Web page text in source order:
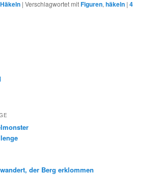
Häkeln |Verschlagwortet mitFiguren,häkeln |4
der Berg erklommen